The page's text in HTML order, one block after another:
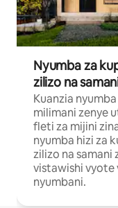
Nyumba za
zilizo na
Kuanzia
milimani zenye
fleti za mijini
nyumba hizi za
zilizo na samani
vistawishi vyote
nyumbani.